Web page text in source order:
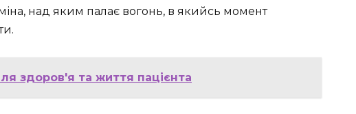
над яким палає вогонь, в якийсь момент
здоров'я та життя пацієнта